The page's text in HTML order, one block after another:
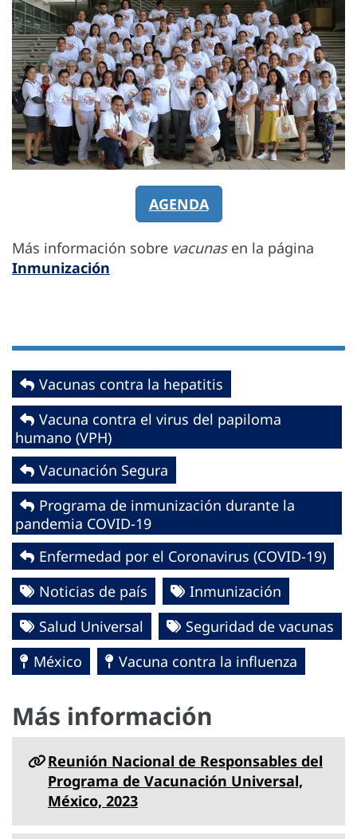
AGENDA
Más información sobre vacunasen la página
Inmunización
Vacunas contra la hepatitis
Vacuna contra el virus del papiloma
humano (VPH)
Vacunación Segura
Programa de inmunización durante la
pandemia COVID-19
Enfermedad por el Coronavirus ‎‎(COVID-19)‎
Noticias de país
Inmunización
Salud Universal
Seguridad de vacunas
México
Vacuna contra la influenza
Más información
Reunión Nacional de Responsables del
Programa de Vacunación Universal,
México, 2023